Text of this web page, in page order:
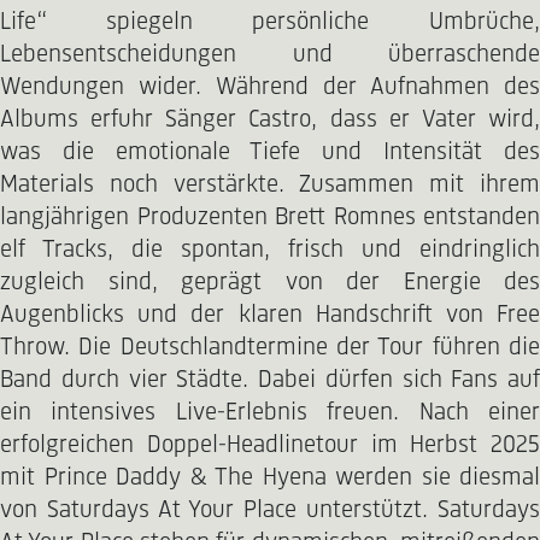
Life“ spiegeln persönliche Umbrüche,
Lebensentscheidungen und überraschende
Wendungen wider. Während der Aufnahmen des
Albums erfuhr Sänger Castro, dass er Vater wird,
was die emotionale Tiefe und Intensität des
Materials noch verstärkte. Zusammen mit ihrem
langjährigen Produzenten Brett Romnes entstanden
elf Tracks, die spontan, frisch und eindringlich
zugleich sind, geprägt von der Energie des
Augenblicks und der klaren Handschrift von Free
Throw. Die Deutschlandtermine der Tour führen die
Band durch vier Städte. Dabei dürfen sich Fans auf
ein intensives Live-Erlebnis freuen. Nach einer
erfolgreichen Doppel-Headlinetour im Herbst 2025
mit Prince Daddy & The Hyena werden sie diesmal
von Saturdays At Your Place unterstützt. Saturdays